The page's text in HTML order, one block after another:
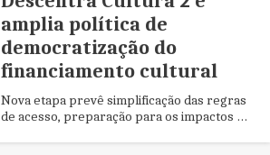
amplia política de
democratização do
financiamento cultural
Nova etapa prevê simplificação das regras
de acesso, preparação para os impactos da